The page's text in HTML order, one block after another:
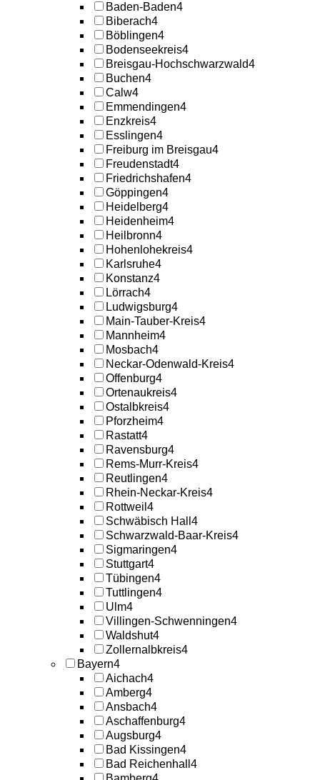
Baden-Baden4
Biberach4
Böblingen4
Bodenseekreis4
Breisgau-Hochschwarzwald4
Buchen4
Calw4
Emmendingen4
Enzkreis4
Esslingen4
Freiburg im Breisgau4
Freudenstadt4
Friedrichshafen4
Göppingen4
Heidelberg4
Heidenheim4
Heilbronn4
Hohenlohekreis4
Karlsruhe4
Konstanz4
Lörrach4
Ludwigsburg4
Main-Tauber-Kreis4
Mannheim4
Mosbach4
Neckar-Odenwald-Kreis4
Offenburg4
Ortenaukreis4
Ostalbkreis4
Pforzheim4
Rastatt4
Ravensburg4
Rems-Murr-Kreis4
Reutlingen4
Rhein-Neckar-Kreis4
Rottweil 4
Schwäbisch Hall 4
Schwarzwald-Baar-Kreis4
Sigmaringen4
Stuttgart4
Tübingen4
Tuttlingen4
Ulm4
Villingen-Schwenningen4
Waldshut4
Zollernalbkreis4
Bayern4
Aichach4
Amberg4
Ansbach4
Aschaffenburg4
Augsburg4
Bad Kissingen4
Bad Reichenhall 4